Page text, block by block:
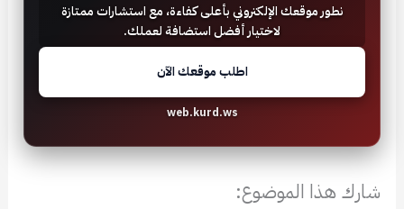
نطور موقعك الإلكتروني بأعلى كفاءة، مع استشارات ممتازة
لاختيار أفضل استضافة لعملك.
اطلب موقعك الآن
web.kurd.ws
شارك هذا الموضوع: